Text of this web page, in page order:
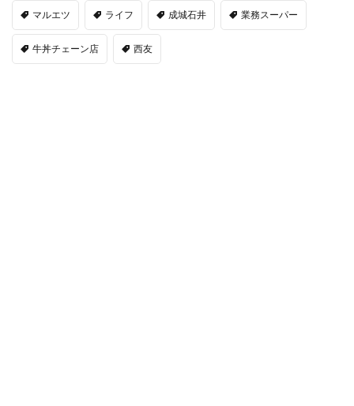
マルエツ ライフ 成城石井 業務スーパー
牛丼チェーン店 西友